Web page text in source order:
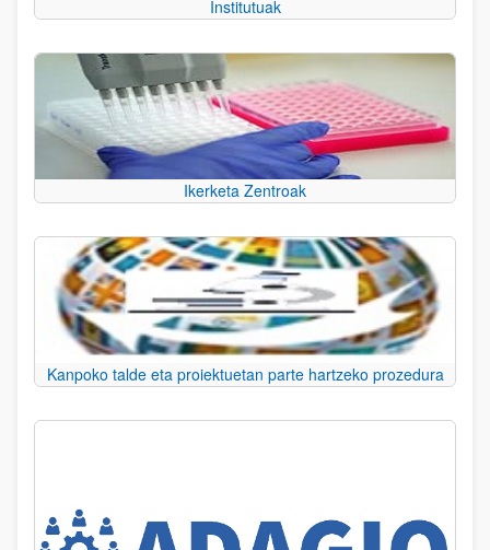
Institutuak
Ikerketa Zentroak
Kanpoko talde eta proiektuetan parte hartzeko prozedura